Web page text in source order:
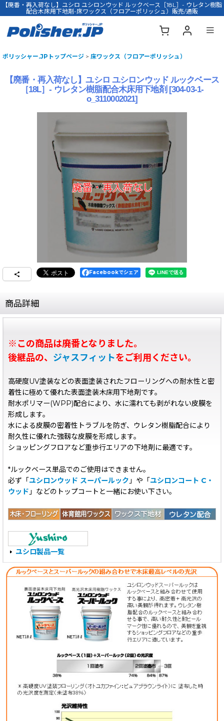
【廃番・再入荷なし】ユシロ ユシロンウッド ルックベース［18L］- ウレタン樹脂
配合木床用下地剤-床ワックス（フロアーポリッシュ）販売/通販
ポリッシャー.JPトップページ > 床ワックス（フロアーポリッシュ）
【廃番・再入荷なし】ユシロ ユシロンウッド ルックベース
［18L］- ウレタン樹脂配合木床用下地剤 [304-03-1-
o_3110002021]
Facebookでシェア
商品詳細
※この商品は廃番となりました。
後継品の、 ジャスフィットをご利用ください。
高硬度UV塗装などの表面塗装されたフローリングへの耐水性と密
着性に極めて優れた表面塗装木床用下地剤です。
耐水ポリマー(WPP)配合により、水に濡れても剥がれない皮膜を
形成します。
水による皮膜の密着性トラブルを防ぎ、ウレタン樹脂配合により
耐久性に優れた強靱な皮膜を形成します。
ショッピングフロアなど重歩行エリアの下地剤に最適です。
*ルックベース単品でのご使用はできません。
必ず「ユシロンウッド スーパールック 」や「ユシロンコート C・
ウッド 」などのトップコートと一緒にお使い下さい。
ユシロ製品一覧